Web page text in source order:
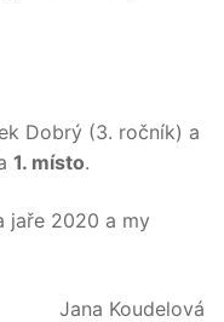
Dobrý (3. ročník) a
1. místo.
jaře 2020 a my
Jana Koudelová